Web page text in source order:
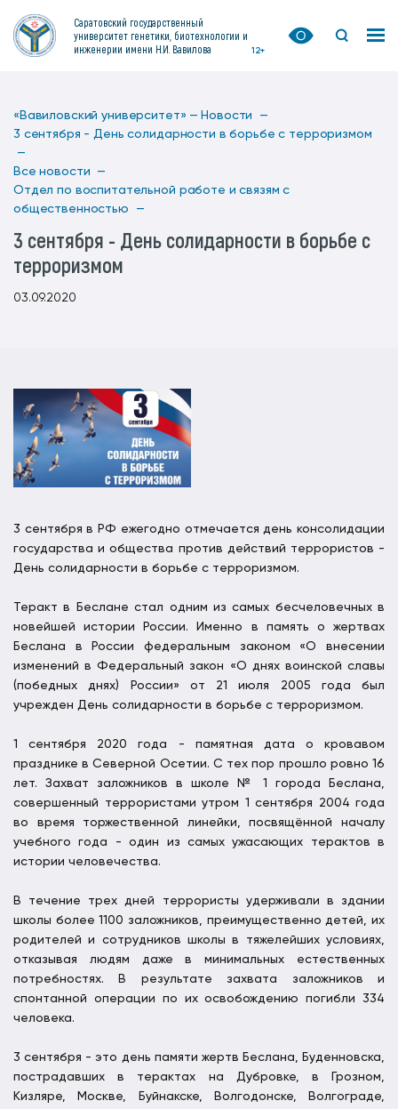
Саратовский государственный
университет генетики, биотехнологии и
инженерии имени Н.И. Вавилова
12+
«Вавиловский университет» — Новости —
3 сентября - День солидарности в борьбе с терроризмом
—
Все новости —
Отдел по воспитательной работе и связям с
общественностью —
3 сентября - День солидарности в борьбе с
терроризмом
03.09.2020
3 сентября в РФ ежегодно отмечается день консолидации
государства и общества против действий террористов -
День солидарности в борьбе с терроризмом.
Теракт в Беслане стал одним из самых бесчеловечных в
новейшей истории России. Именно в память о жертвах
Беслана в России федеральным законом «О внесении
изменений в Федеральный закон «О днях воинской славы
(победных днях) России» от 21 июля 2005 года был
учрежден День солидарности в борьбе с терроризмом.
1 сентября 2020 года - памятная дата о кровавом
празднике в Северной Осетии. С тех пор прошло ровно 16
лет. Захват заложников в школе № 1 города Беслана,
совершенный террористами утром 1 сентября 2004 года
во время торжественной линейки, посвящённой началу
учебного года - один из самых ужасающих терактов в
истории человечества.
В течение трех дней террористы удерживали в здании
школы более 1100 заложников, преимущественно детей, их
родителей и сотрудников школы в тяжелейших условиях,
отказывая людям даже в минимальных естественных
потребностях. В результате захвата заложников и
спонтанной операции по их освобождению погибли 334
человека.
3 сентября - это день памяти жертв Беслана, Буденновска,
пострадавших в терактах на Дубровке, в Грозном,
Кизляре, Москве, Буйнакске, Волгодонске, Волгограде,